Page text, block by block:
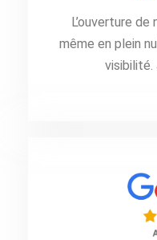
L’ouverture
même en plein
visibilité.